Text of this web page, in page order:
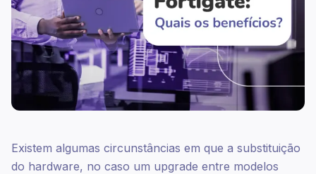
Existem algumas circunstâncias em que a substituição
do hardware, no caso um upgrade entre modelos